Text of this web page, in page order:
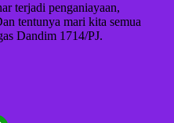
terjadi penganiayaan,
tentunya mari kita semua
Dandim 1714/PJ.